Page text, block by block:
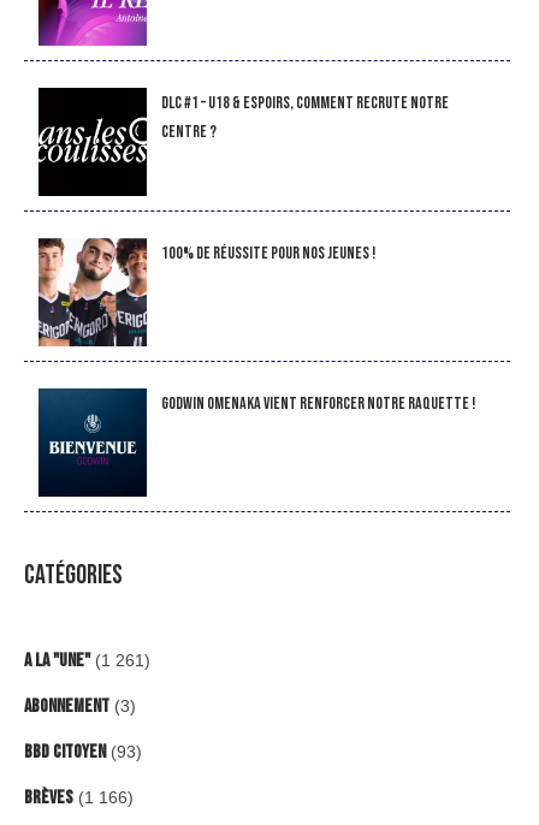
DLC #1 – U18 & Espoirs, comment recrute notre
Centre ?
100% de réussite pour nos jeunes !
Godwin Omenaka vient renforcer notre raquette !
CATÉGORIES
A la "Une"(1 261)
Abonnement (3)
BBD Citoyen (93)
Brèves (1 166)